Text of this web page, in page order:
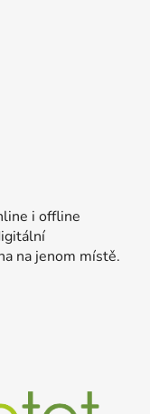
i offline
na jenom místě.